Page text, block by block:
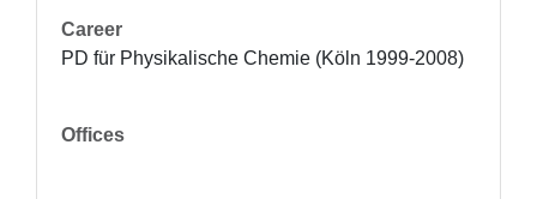
Career
PD für Physikalische Chemie (Köln 1999-2008)
Offices